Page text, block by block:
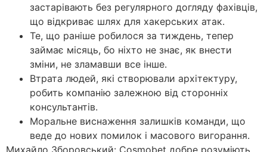
застарівають без регулярного догляду фахівців,
що відкриває шлях для хакерських атак.
Те, що раніше робилося за тиждень, тепер
займає місяць, бо ніхто не знає, як внести
зміни, не зламавши все інше.
Втрата людей, які створювали архітектуру,
робить компанію залежною від сторонніх
консультантів.
Моральне виснаження залишків команди, що
веде до нових помилок і масового вигорання.
Михайло Зборовський: Cosmobet добре розуміють